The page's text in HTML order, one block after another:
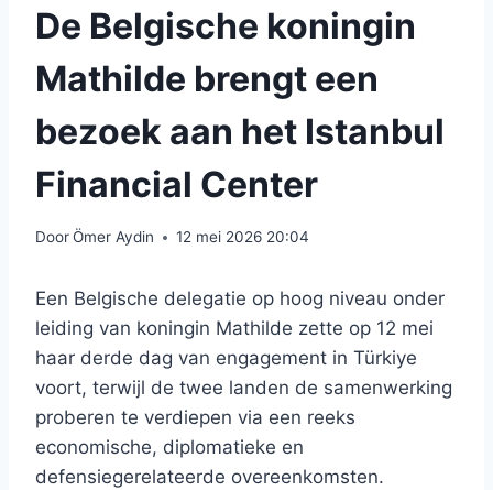
De Belgische koningin
Mathilde brengt een
bezoek aan het Istanbul
Financial Center
DoorÖmer Aydin 12 mei 2026 20:04
Een Belgische delegatie op hoog niveau onder
leiding van koningin Mathilde zette op 12 mei
haar derde dag van engagement in Türkiye
voort, terwijl de twee landen de samenwerking
proberen te verdiepen via een reeks
economische, diplomatieke en
defensiegerelateerde overeenkomsten.